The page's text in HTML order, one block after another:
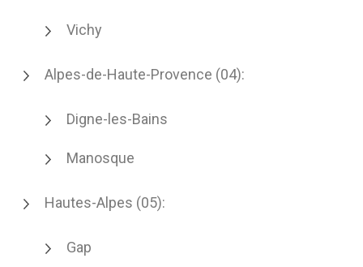
Vichy
Alpes-de-Haute-Provence (04):
Digne-les-Bains
Manosque
Hautes-Alpes (05):
Gap